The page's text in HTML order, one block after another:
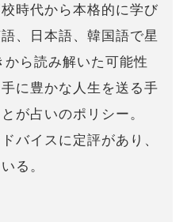
時代から本格的に学び
、日本語、韓国語で星
ら読み解いた可能性
に豊かな人生を送る手
が占いのポリシー。
バイスに定評があり、
る。